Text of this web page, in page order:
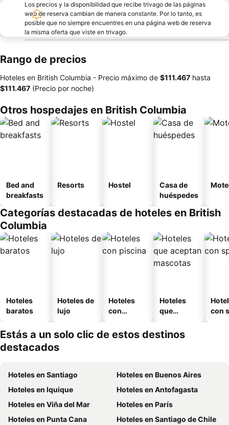
Los precios y la disponibilidad que recibe trivago de las páginas
web de reserva cambian de manera constante. Por lo tanto, es
posible que no siempre encuentres en una página web de reserva
la misma oferta que viste en trivago.
Rango de precios
Hoteles en British Columbia - Precio máximo de ‎$111.467 hasta
‎$111.467 (Precio por noche)
Otros hospedajes en British Columbia
Bed and
breakfasts
Resorts Hostel
Casa de
huéspedes
Categorías destacadas de hoteles en British
Columbia
Hoteles
baratos
Hoteles de
lujo
Hoteles
con
Hoteles
que
mascotas
con
Estás a un solo clic de estos destinos
destacados
Hoteles en Santiago
Hoteles en Buenos Aires
Hoteles en Iquique
Hoteles en Antofagasta
Hoteles en Viña del Mar
Hoteles en París
Hoteles en Punta Cana
Hoteles en Santiago de Chile